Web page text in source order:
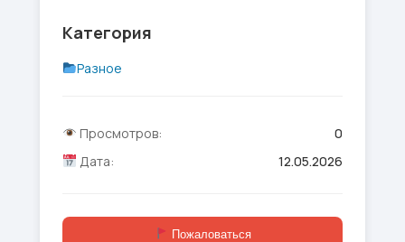
Категория
Разное
Просмотров:
0
Дата:
12.05.2026
Пожаловаться